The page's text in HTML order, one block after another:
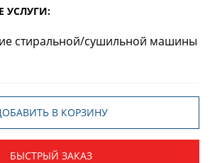
УСЛУГИ:
стиральной/сушильной машины
В КОРЗИНУ
БЫСТРЫЙ ЗАКАЗ